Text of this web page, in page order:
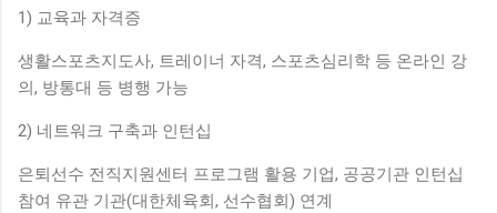
1) 교육과 자격증
생활스포츠지도사, 트레이너 자격, 스포츠심리학 등 온라인 강
의, 방통대 등 병행 가능
2) 네트워크 구축과 인턴십
은퇴선수 전직지원센터 프로그램 활용 기업, 공공기관 인턴십
참여 유관 기관(대한체육회, 선수협회) 연계